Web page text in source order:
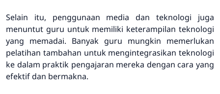
Selain itu, penggunaan media dan teknologi juga
menuntut guru untuk memiliki keterampilan teknologi
yang memadai. Banyak guru mungkin memerlukan
pelatihan tambahan untuk mengintegrasikan teknologi
ke dalam praktik pengajaran mereka dengan cara yang
efektif dan bermakna.